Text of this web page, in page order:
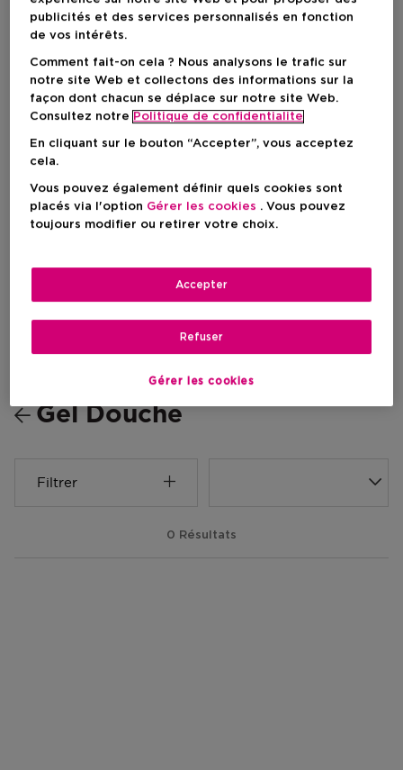
vanilla miniature
à l'achat de min. 90 € de produits d'Armani*
Offre valable jusqu'au 23/08/2026 sur l'e-shop
Belge, dans la limite des stocks disponibles. Offre
non valable via le Click & Collect en parfumerie.
Photo non contractuelle. Offre non cumulable
Non remboursable en espèces.
Recevez un(e) armani power of you
charms
Belge, dans la limite des stocks disponibles. Offre
non valable via le Click & Collect en parfumerie.
avec d'autres promotions. 1 cadeau par client.
Gel Douche
Filtrer
0 Résultats
publicités et des services personnalisés en fonction
de vos intérêts.
Comment fait-on cela ? Nous analysons le trafic sur
notre site Web et collectons des informations sur la
façon dont chacun se déplace sur notre site Web.
Consultez notre Politique de confidentialite
En cliquant sur le bouton “Accepter”, vous acceptez
cela.
Vous pouvez également définir quels cookies sont
placés via l'option Gérer les cookies . Vous pouvez
toujours modifier ou retirer votre choix.
Gérer les cookies
Refuser
Accepter